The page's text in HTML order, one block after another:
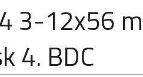
3-12x56
4. BDC